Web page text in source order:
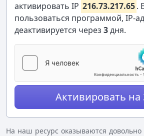
активировать IP 216.73.217.65.
пользоваться программой, IP-
деактивируется через 3дня.
Активировать на
На наш ресурс оказываются